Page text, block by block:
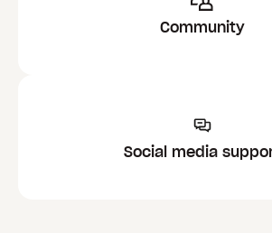
Community
Social media